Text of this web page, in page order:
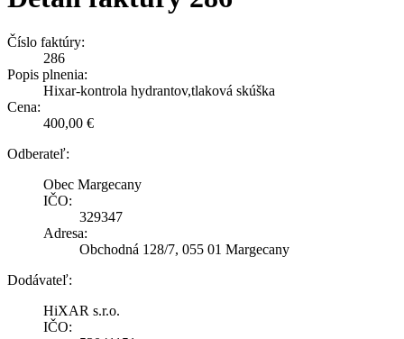
Číslo faktúry:
286
Popis plnenia:
Hixar-kontrola hydrantov,tlaková skúška
Cena:
400,00 €
Odberateľ:
Obec Margecany
IČO:
329347
Adresa:
Obchodná 128/7, 055 01 Margecany
Dodávateľ:
HiXAR s.r.o.
IČO: